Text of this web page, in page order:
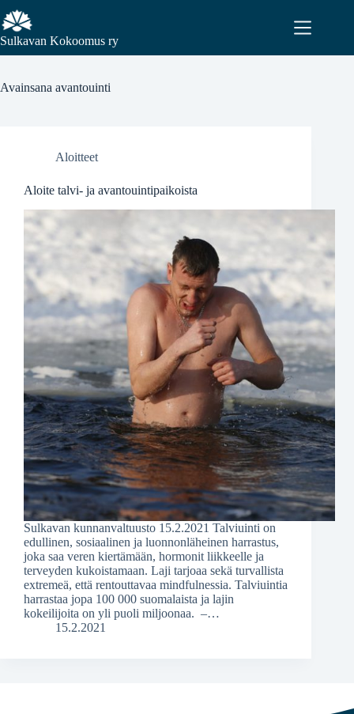
Sulkavan Kokoomus ry
Avainsana avantouinti
Aloitteet
Aloite talvi- ja avantouintipaikoista
Sulkavan kunnanvaltuusto 15.2.2021 Talviuinti on
edullinen, sosiaalinen ja luonnonläheinen harrastus,
joka saa veren kiertämään, hormonit liikkeelle ja
terveyden kukoistamaan. Laji tarjoaa sekä turvallista
extremeä, että rentouttavaa mindfulnessia. Talviuintia
harrastaa jopa 100 000 suomalaista ja lajin
kokeilijoita on yli puoli miljoonaa. –…
15.2.2021